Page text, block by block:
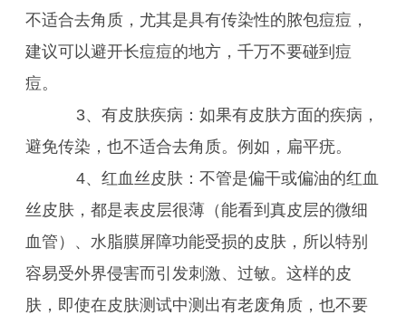
不适合去角质，尤其是具有传染性的脓包痘痘，
建议可以避开长痘痘的地方，千万不要碰到痘
痘。
3、有皮肤疾病：如果有皮肤方面的疾病，
避免传染，也不适合去角质。例如，扁平疣。
4、红血丝皮肤：不管是偏干或偏油的红血
丝皮肤，都是表皮层很薄（能看到真皮层的微细
血管）、水脂膜屏障功能受损的皮肤，所以特别
容易受外界侵害而引发刺激、过敏。这样的皮
肤，即使在皮肤测试中测出有老废角质，也不要